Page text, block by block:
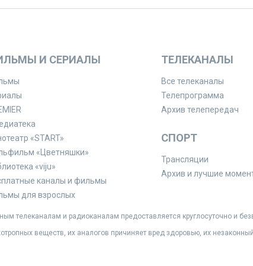
И СЕРИАЛЫ
«START»
«Цветняшки»
«viju»
каналы и фильмы
для взрослых
ТЕЛЕКАНАЛЫ
Все телеканалы
Телепрограмма
Архив телепередач
СПОРТ
Трансляции
Архив и лучшие
телеканалам и радиоканалам предоставляется круглосуточно и
веществ, их аналогов причиняет вред здоровью, их